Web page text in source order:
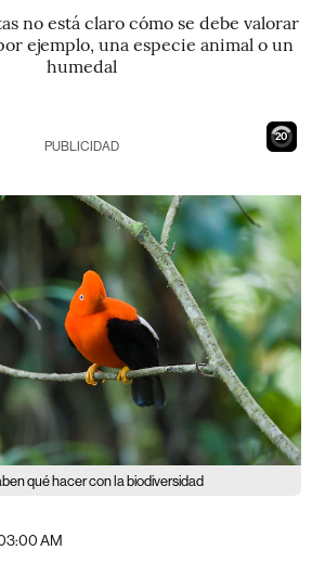
no está claro cómo se debe valorar
ejemplo, una especie animal o un
humedal
19
PUBLICIDAD
qué hacer con la biodiversidad
AM